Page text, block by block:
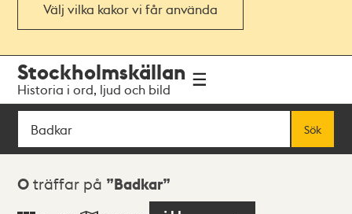
Välj vilka kakor vi får använda
navigationen
huvudinnehållet
Stockholmskällan
Historia i ord, ljud och bild
Sök
Sök
Sökresultat
0 träffar på Badkar